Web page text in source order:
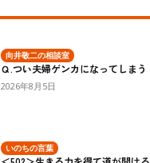
向井敬二の相談室
Ｑ.つい夫婦ゲンカになってしまう
2026年8月5日
いのちの言葉